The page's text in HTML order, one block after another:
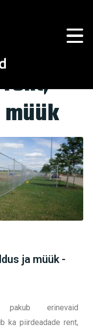
ja müük -
erinevaid
ka piirdeadade rent,